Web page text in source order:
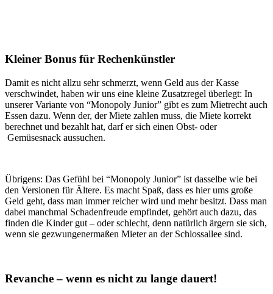
Kleiner Bonus für Rechenkünstler
Damit es nicht allzu sehr schmerzt, wenn Geld aus der Kasse
verschwindet, haben wir uns eine kleine Zusatzregel überlegt: In
unserer Variante von “Monopoly Junior” gibt es zum Mietrecht auch
Essen dazu. Wenn der, der Miete zahlen muss, die Miete korrekt
berechnet und bezahlt hat, darf er sich einen Obst- oder
Gemüsesnack aussuchen.
Übrigens: Das Gefühl bei “Monopoly Junior” ist dasselbe wie bei
den Versionen für Ältere. Es macht Spaß, dass es hier ums große
Geld geht, dass man immer reicher wird und mehr besitzt. Dass man
dabei manchmal Schadenfreude empfindet, gehört auch dazu, das
finden die Kinder gut – oder schlecht, denn natürlich ärgern sie sich,
wenn sie gezwungenermaßen Mieter an der Schlossallee sind.
Revanche – wenn es nicht zu lange dauert!